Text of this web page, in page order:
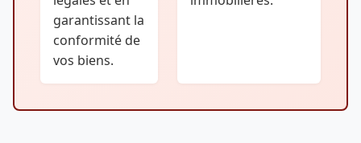
garantissant la
conformité de
vos biens.